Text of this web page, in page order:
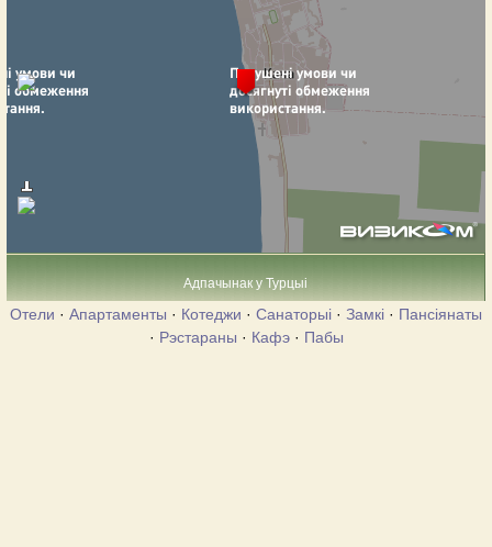
Адпачынак у Турцыі
Отели · Апартаменты · Котеджи · Санаторыі · Замкі · Пансіянаты
· Рэстараны · Кафэ· Пабы